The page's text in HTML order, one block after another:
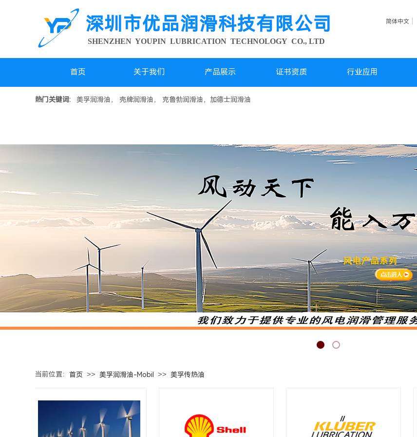
深圳市优品润滑科技有限公司
SHENZHEN YOUPIN LUBRICATION TECHNOLOGY CO., LTD
简体中文
首页 关于我们 产品展示 证书资质 行业应用
热门关键词: 美孚润滑油， 壳牌润滑油， 克鲁勃润滑油，加德士润滑油
首页 >> 美孚润滑油-Mobil >> 美孚传热油
当前位置：